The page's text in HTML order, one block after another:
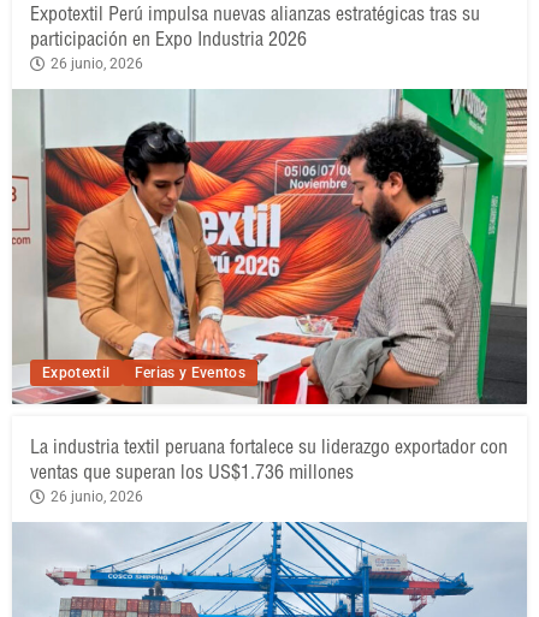
Expotextil Ferias y Eventos
Expotextil Perú impulsa nuevas alianzas estratégicas tras su
participación en Expo Industria 2026
26 junio, 2026
La industria textil peruana fortalece su liderazgo exportador con
ventas que superan los US$1.736 millones
26 junio, 2026